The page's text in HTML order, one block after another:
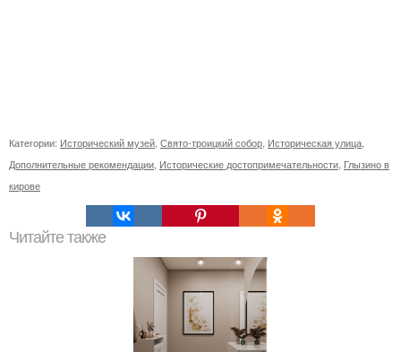
Категории: Исторический музей Свято-троицкий собор Историческая улица
Дополнительные рекомендации Исторические достопримечательности Глызино в
кирове
Читайте также